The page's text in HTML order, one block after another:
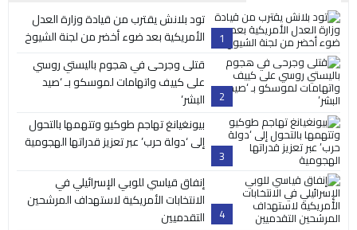
1
تود بلانش يقترب من قيادة وزارة العدل
الأمريكية بعد ضوء أخضر من لجنة الشيوخ
2
قتلى وجرحى في هجوم باليستي روسي
على كييف واتهامات لموسكو بـ ‘صيد
البشر’
3
بيونغيانغ تهاجم طوكيو وتتهمها بالتحول
إلى ‘دولة حرب’ عبر تعزيز قدراتها الهجومية
4
إنفاق قياسي للوبي الإسرائيلي في
الانتخابات الأمريكية لاستهداف المرشحين
التقدميين